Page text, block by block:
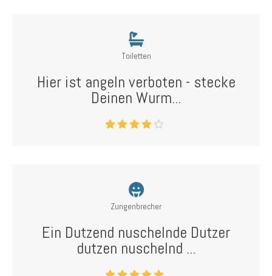
Toiletten
Hier ist angeln verboten - stecke
Deinen Wurm...
Zungenbrecher
Ein Dutzend nuschelnde Dutzer
dutzen nuschelnd ...